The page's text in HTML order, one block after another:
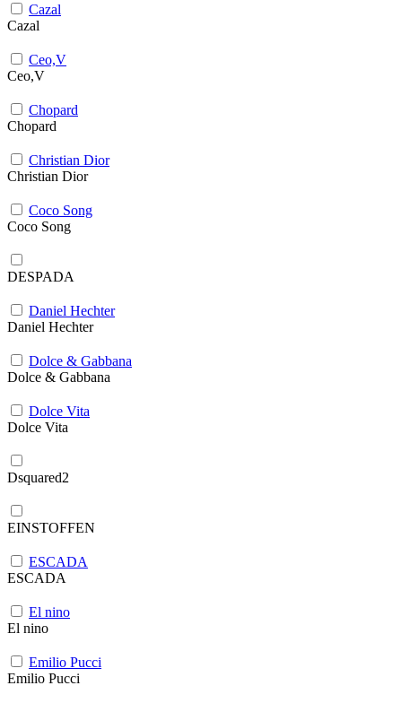
Cazal
Cazal
Ceo,V
Ceo,V
Chopard
Chopard
Christian Dior
Christian Dior
Coco Song
Coco Song
DESPADA
Daniel Hechter
Daniel Hechter
Dolce & Gabbana
Dolce & Gabbana
Dolce Vita
Dolce Vita
Dsquared2
EINSTOFFEN
ESCADA
ESCADA
El nino
El nino
Emilio Pucci
Emilio Pucci